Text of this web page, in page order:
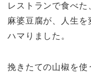
レストランで食べ
麻婆豆腐が、人生
ハマりました。
挽きたての山椒を使